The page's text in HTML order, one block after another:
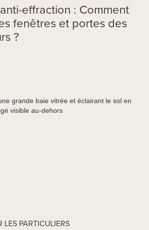
effraction : Comment
fenêtres et portes des
?
LES PARTICULIERS